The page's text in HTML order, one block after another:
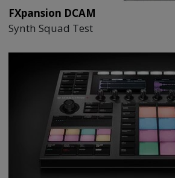
FXpansion DCAM
Synth Squad Test